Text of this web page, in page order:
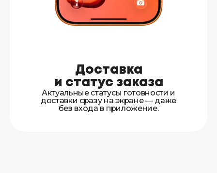
Доставка
и статус заказа
Актуальные статусы готовности и
доставки сразу на экране — даже
без входа в приложение.